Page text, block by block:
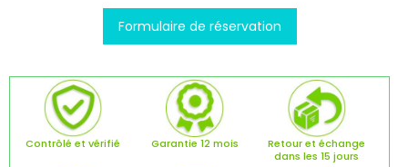
Formulaire de réservation
Contrôlé et vérifié Garantie 12 mois
Retour et échange
dans les 15 jours